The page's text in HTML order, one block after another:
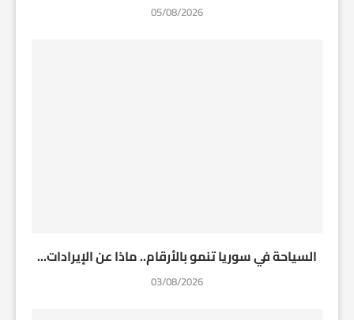
05/08/2026
السياحة في سوريا تنمو بالأرقام.. ماذا عن الإيرادات...
03/08/2026